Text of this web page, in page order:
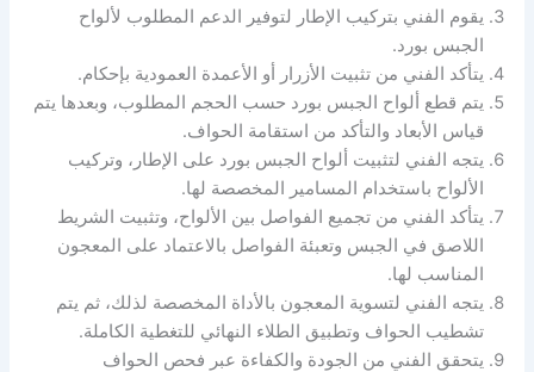
يقوم الفني بتركيب الإطار لتوفير الدعم المطلوب لألواح
الجبس بورد.
يتأكد الفني من تثبيت الأزرار أو الأعمدة العمودية بإحكام.
يتم قطع ألواح الجبس بورد حسب الحجم المطلوب، وبعدها يتم
قياس الأبعاد والتأكد من استقامة الحواف.
يتجه الفني لتثبيت ألواح الجبس بورد على الإطار، وتركيب
الألواح باستخدام المسامير المخصصة لها.
يتأكد الفني من تجميع الفواصل بين الألواح، وتثبيت الشريط
اللاصق في الجبس وتعبئة الفواصل بالاعتماد على المعجون
المناسب لها.
يتجه الفني لتسوية المعجون بالأداة المخصصة لذلك، ثم يتم
تشطيب الحواف وتطبيق الطلاء النهائي للتغطية الكاملة.
يتحقق الفني من الجودة والكفاءة عبر فحص الحواف